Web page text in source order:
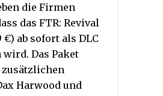
die Firmen
das FTR: Revival
€) ab sofort als DLC
wird. Das Paket
Harwood und